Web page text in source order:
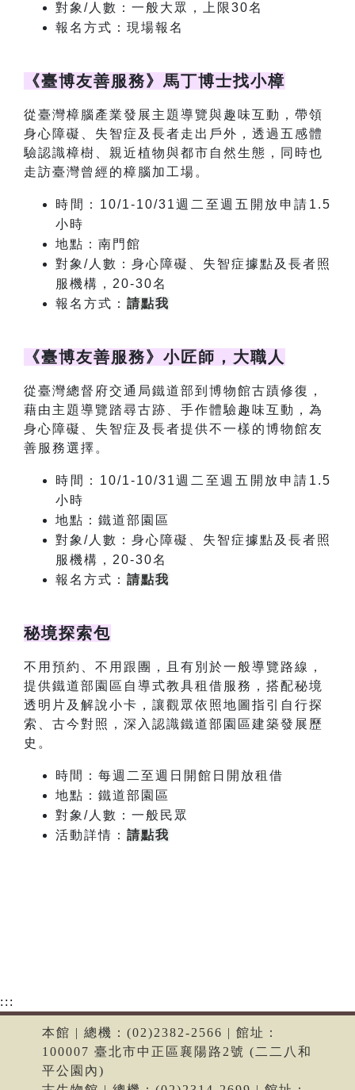
對象/人數：一般大眾，上限30名
報名方式：現場報名
《臺博友善服務》馬丁博士找小樟
從臺灣樟腦產業發展主題導覽與趣味互動，帶領
身心障礙、失智症及長者走出戶外，透過五感體
驗認識樟樹、親近植物與都市自然生態，同時也
走訪臺灣曾經的樟腦加工場。
時間：10/1-10/31週二至週五開放申請1.5
小時
地點：南門館
對象/人數：身心障礙、失智症據點及長者照
服機構，20-30名
報名方式： 請點我
《臺博友善服務》小匠師，大職人
從臺灣總督府交通局鐵道部到博物館古蹟修復，
藉由主題導覽踏尋古跡、手作體驗趣味互動，為
身心障礙、失智症及長者提供不一樣的博物館友
善服務選擇。
時間：10/1-10/31週二至週五開放申請1.5
小時
地點：鐵道部園區
對象/人數：身心障礙、失智症據點及長者照
服機構，20-30名
報名方式： 請點我
秘境探索包
不用預約、不用跟團，且有別於一般導覽路線，
提供鐵道部園區自導式教具租借服務，搭配秘境
透明片及解說小卡，讓觀眾依照地圖指引自行探
索、古今對照，深入認識鐵道部園區建築發展歷
史。
時間：每週二至週日開館日開放租借
地點：鐵道部園區
對象/人數：一般民眾
活動詳情： 請點我
:::
本館 | 總機：(02)2382-2566 | 館址：
100007 臺北市中正區襄陽路2號 (二二八和
平公園內)